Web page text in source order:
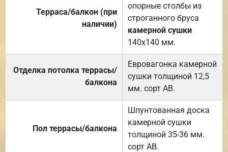
Терраса/балкон (при
наличии)
опорные столбы из
строганного бруса
камерной сушки
140х140 мм.
Отделка потолка террасы/
балкона
Евровагонка камерной
сушки толщиной 12,5
мм. сорт АВ.
Пол террасы/балкона
Шпунтованная доска
камерной сушки
толщиной 35-36 мм.
сорт АВ.